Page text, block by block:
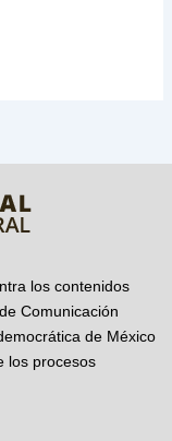
los contenidos
Comunicación
de México
los procesos